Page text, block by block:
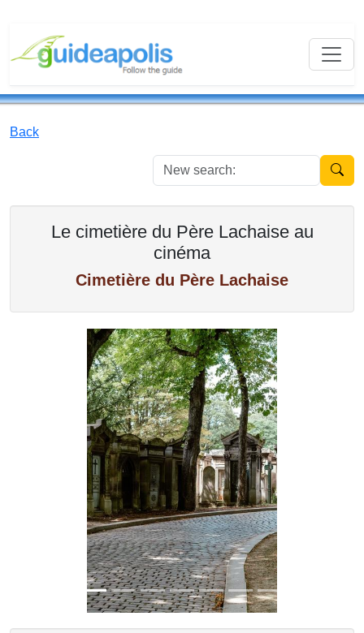
Back
New
Le cimetière du Père Lachaise au
cinéma
Cimetière du Père Lachaise